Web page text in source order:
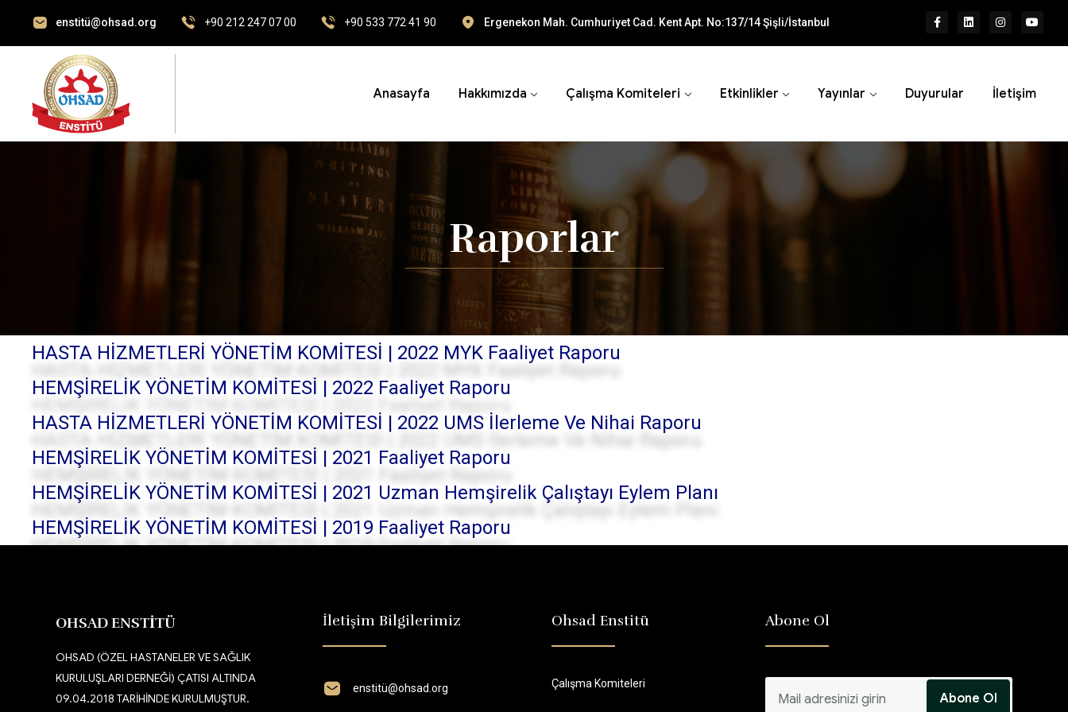
enstitü@ohsad.org +90 212 247 07 00 +90 533 772 41 90 Ergenekon Mah. Cumhuriyet Cad. Kent Apt. No:137/14 Şişli/İstanbul
Anasayfa Hakkımızda Çalışma Komiteleri Etkinlikler Yayınlar Duyurular İletişim
Raporlar
HASTA HİZMETLERİ YÖNETİM KOMİTESİ | 2022 MYK Faaliyet Raporu
HEMŞİRELİK YÖNETİM KOMİTESİ | 2022 Faaliyet Raporu
HASTA HİZMETLERİ YÖNETİM KOMİTESİ | 2022 UMS İlerleme Ve Nihai Raporu
HEMŞİRELİK YÖNETİM KOMİTESİ | 2021 Faaliyet Raporu
HEMŞİRELİK YÖNETİM KOMİTESİ | 2021 Uzman Hemşirelik Çalıştayı Eylem Planı
HEMŞİRELİK YÖNETİM KOMİTESİ | 2019 Faaliyet Raporu
OHSAD ENSTİTÜ
OHSAD (ÖZEL HASTANELER VE SAĞLIK
KURULUŞLARI DERNEĞİ) ÇATISI ALTINDA
09.04.2018 TARİHİNDE KURULMUŞTUR.
İletişim Bilgilerimiz
enstitü@ohsad.org
Ohsad Enstitü
Çalışma Komiteleri
Abone Ol